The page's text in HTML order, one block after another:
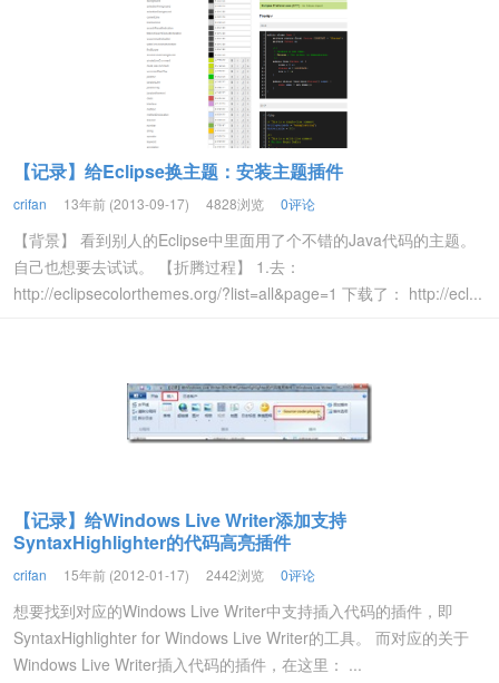
【记录】给Eclipse换主题：安装主题插件
crifan 13年前 (2013-09-17) 4828浏览 0评论
【背景】 看到别人的Eclipse中里面用了个不错的Java代码的主题。
自己也想要去试试。 【折腾过程】 1.去：
http://eclipsecolorthemes.org/?list=all&page=1 下载了： http://ecl...
【记录】给Windows Live Writer添加支持
SyntaxHighlighter的代码高亮插件
crifan 15年前 (2012-01-17) 2442浏览 0评论
想要找到对应的Windows Live Writer中支持插入代码的插件，即
SyntaxHighlighter for Windows Live Writer的工具。 而对应的关于
Windows Live Writer插入代码的插件，在这里： ...